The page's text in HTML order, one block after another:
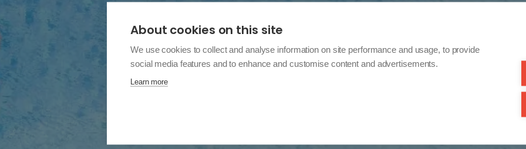
About cookies on this site
We use cookies to collect and analyse information on site performance and usage, to provide
social media features and to enhance and customise content and advertisements.
Learn more